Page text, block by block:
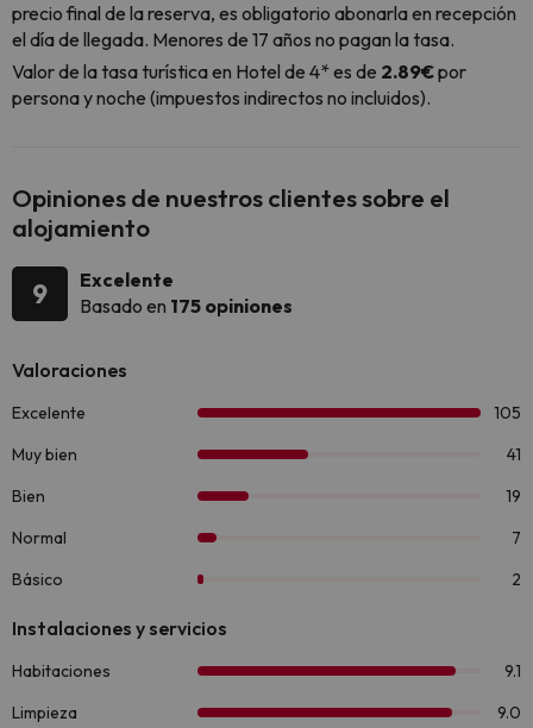
precio final de la reserva, es obligatorio abonarla en recepción
el día de llegada. Menores de 17 años no pagan la tasa.
Valor de la tasa turística en Hotel de 4* es de 2.89€por
persona y noche (impuestos indirectos no incluidos).
Opiniones de nuestros clientes sobre el
alojamiento
9
Excelente
Basado en 175 opiniones